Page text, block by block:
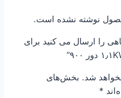
نوشته نشده است.
را ارسال می کنید برای
شد. بخش‌های
*